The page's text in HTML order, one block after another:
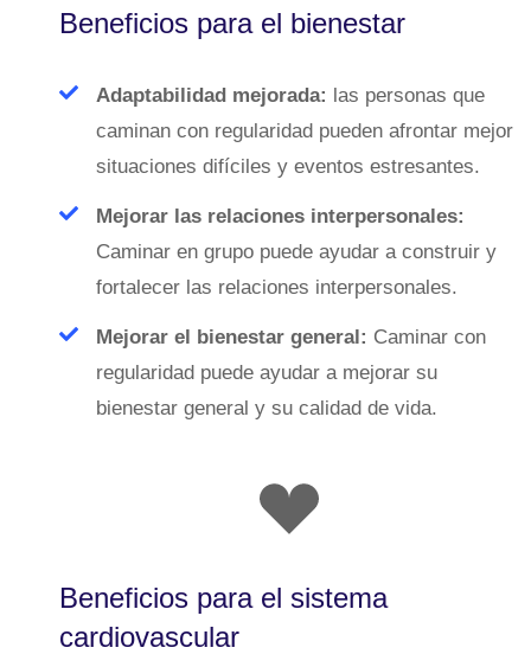
Beneficios para el bienestar
Adaptabilidad mejorada: las personas que
caminan con regularidad pueden afrontar mejor
situaciones difíciles y eventos estresantes.
Mejorar las relaciones interpersonales:
Caminar en grupo puede ayudar a construir y
fortalecer las relaciones interpersonales.
Mejorar el bienestar general: Caminar con
regularidad puede ayudar a mejorar su
bienestar general y su calidad de vida.
Beneficios para el sistema
cardiovascular